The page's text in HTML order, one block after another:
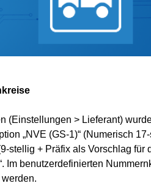
(Einstellungen > Lieferant)
„NVE (GS-1)“ (Numerisch
stellig + Präfix als Vorschlag
Im benutzerdefinierten